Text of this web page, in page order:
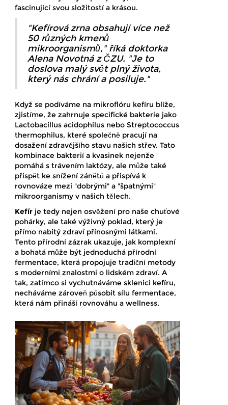
fascinující svou složitostí a krásou.
"Kefírová zrna obsahují více než
50 různých kmenů
mikroorganismů," říká doktorka
Alena Novotná z ČZU. "Je to
doslova malý svět plný života,
který nás chrání a posiluje."
Když se podíváme na mikroflóru kefíru blíže,
zjistíme, že zahrnuje specifické bakterie jako
Lactobacillus acidophilus nebo Streptococcus
thermophilus, které společně pracují na
dosažení zdravějšího stavu našich střev. Tato
kombinace bakterií a kvasinek nejenže
pomáhá s trávením laktózy, ale může také
přispět ke snížení zánětů a přispívá k
rovnováze mezi "dobrými" a "špatnými"
mikroorganismy v našich tělech.
Kefír je tedy nejen osvěžení pro naše chuťové
pohárky, ale také výživný poklad, který je
přímo nabitý zdraví přínosnými látkami.
Tento přírodní zázrak ukazuje, jak komplexní
a bohatá může být jednoduchá přírodní
fermentace, která propojuje tradiční metody
s moderními znalostmi o lidském zdraví. A
tak, zatímco si vychutnáváme sklenici kefíru,
necháváme zároveň působit sílu fermentace,
která nám přináší rovnováhu a wellness.